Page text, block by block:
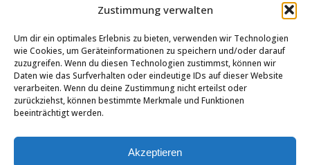
Zustimmung verwalten
Um dir ein optimales Erlebnis zu bieten, verwenden wir Technologien
wie Cookies, um Geräteinformationen zu speichern und/oder darauf
zuzugreifen. Wenn du diesen Technologien zustimmst, können wir
Daten wie das Surfverhalten oder eindeutige IDs auf dieser Website
verarbeiten. Wenn du deine Zustimmung nicht erteilst oder
zurückziehst, können bestimmte Merkmale und Funktionen
beeinträchtigt werden.
Akzeptieren
Imbarcazioni e yacht
Servizi di corriere
Grandi multinazionali
Piccole imprese